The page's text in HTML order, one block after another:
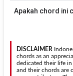
kebutuhan.
Transpose
Apakah chord ini
tanpa
DISCLAIMER
chords as an
dedicated their life
and their chords are